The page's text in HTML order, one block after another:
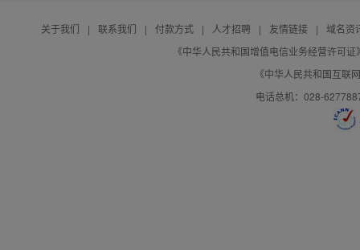
关于我们 | 联系我们 | 付款方式 | 人才招聘 | 友情链接 |
域名资
《中华人民共和国增值电信业务经营许可
《中华人民共和国互联
电话总机：028-